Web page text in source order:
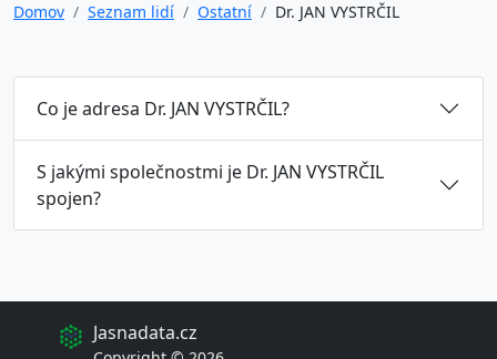
Domov
Seznam lidí Ostatní Dr. JAN VYSTRČIL
Co je adresa Dr. JAN VYSTRČIL?
S jakými společnostmi je Dr. JAN VYSTRČIL
spojen?
Jasnadata.cz